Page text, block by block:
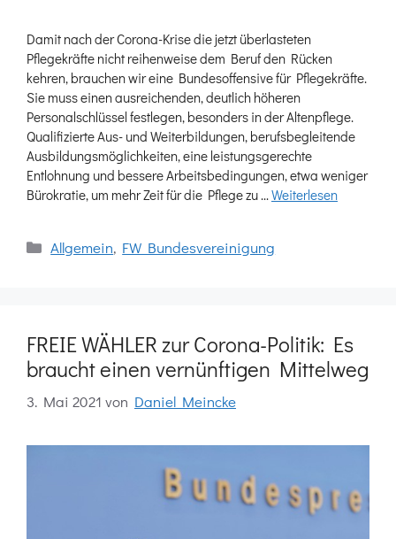
Damit nach der Corona-Krise die jetzt überlasteten
Pflegekräfte nicht reihenweise dem Beruf den Rücken
kehren, brauchen wir eine Bundesoffensive für Pflegekräfte.
Sie muss einen ausreichenden, deutlich höheren
Personalschlüssel festlegen, besonders in der Altenpflege.
Qualifizierte Aus- und Weiterbildungen, berufsbegleitende
Ausbildungsmöglichkeiten, eine leistungsgerechte
Entlohnung und bessere Arbeitsbedingungen, etwa weniger
Bürokratie, um mehr Zeit für die Pflege zu …Weiterlesen
Kategorien
Allgemein, FW Bundesvereinigung
FREIE WÄHLER zur Corona-Politik: Es
braucht einen vernünftigen Mittelweg
3. Mai 2021 von Daniel Meincke